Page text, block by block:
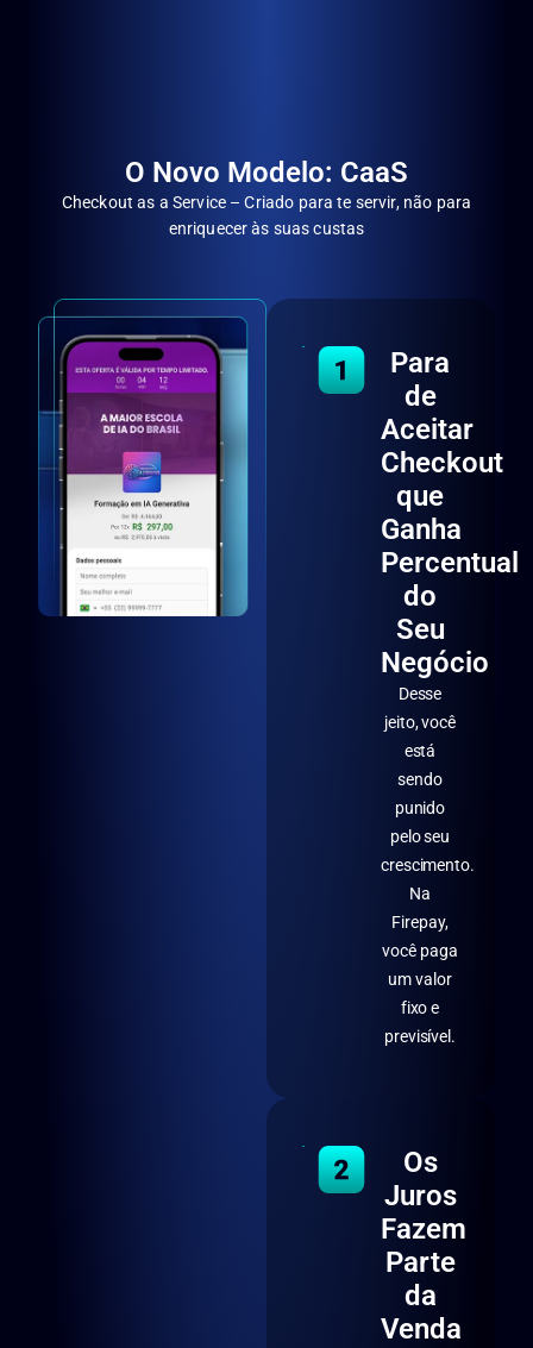
O Novo Modelo: CaaS
Checkout as a Service – Criado para te servir, não para
enriquecer às suas custas
Para
de
Aceitar
Checkout
que
Ganha
Percentual
do
Seu
Negócio
Desse
jeito, você
está
sendo
punido
pelo seu
crescimento.
Na
Firepay,
você paga
um valor
fixo e
previsível.
Os
Juros
Fazem
Parte
da
Venda